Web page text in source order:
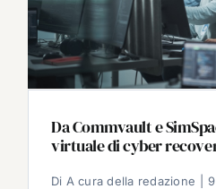
Da Commvault e
virtuale di cyber
Di A cura della redazione